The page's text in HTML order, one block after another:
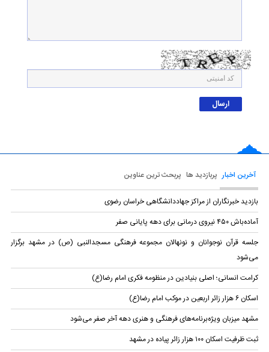
آخرین اخبار پربازدید ها پربحث ترین عناوین
بازدید خبرنگاران از مراکز جهاددانشگاهی خراسان رضوی
آماده‌باش ۴۵۰ نیروی درمانی برای دهه پایانی صفر
جلسه قرآن نوجوانان و نونهالان مجموعه فرهنگی مسجد‌النبی (ص) در مشهد برگزار
می‌شود
کرامت انسانی؛ اصلی بنیادین در منظومه فکری امام رضا(ع)
اسکان ۶ هزار زائر اربعین در موکب امام رضا(ع)
مشهد میزبان ویژه‌برنامه‌های فرهنگی و هنری دهه آخر صفر می‌شود
ثبت ظرفیت اسکان ۱۰۰ هزار زائر پیاده در مشهد